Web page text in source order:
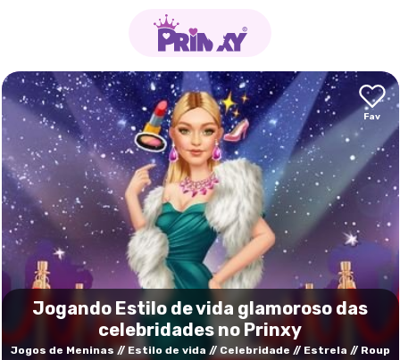
Jogando Estilo de vida glamoroso das
celebridades no Prinxy
Jogos de Meninas Estilo de vida Celebridade Estrela
Roup